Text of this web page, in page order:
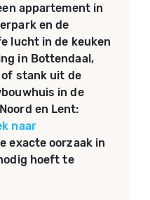
appartement in
en de
lucht in de keuken
in Bottendaal,
of stank uit de
in de
en Lent:
naar
exacte oorzaak in
hoeft te